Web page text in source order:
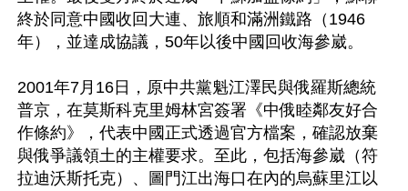
終於同意中國收回大連、旅順和滿洲鐵路（1946
年），並達成協議，50年以後中國回收海參崴。
2001年7月16日，原中共黨魁江澤民與俄羅斯總統
普京，在莫斯科克里姆林宮簽署《中俄睦鄰友好合
作條約》，代表中國正式透過官方檔案，確認放棄
與俄爭議領土的主權要求。至此，包括海參崴（符
拉迪沃斯托克）、圖門江出海口在內的烏蘇里江以